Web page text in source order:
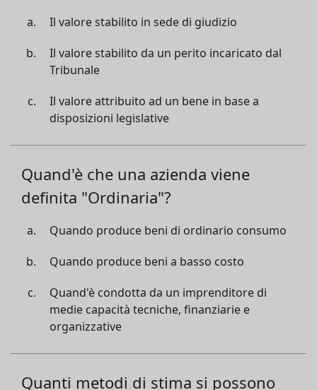
Il valore stabilito in sede di giudizio
Il valore stabilito da un perito incaricato dal
Tribunale
Il valore attribuito ad un bene in base a
disposizioni legislative
Quand'è che una azienda viene
definita "Ordinaria"?
Quando produce beni di ordinario consumo
Quando produce beni a basso costo
Quand'è condotta da un imprenditore di
medie capacità tecniche, finanziarie e
organizzative
Quanti metodi di stima si possono